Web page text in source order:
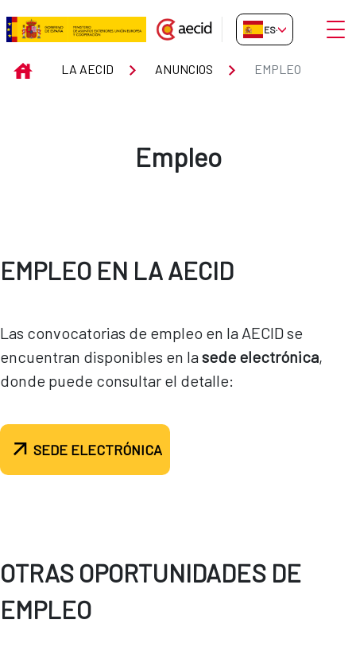
Saltar al contenido principal
Empleo
ES-ES Abrir
INICIOLA AECID ANUNCIOS EMPLEO
Empleo
EMPLEO EN LA AECID
Las convocatorias de empleo en la AECID se
encuentran disponibles en lasede electrónica,
donde puede consultar el detalle:
SEDE ELECTRÓNICA
OTRAS OPORTUNIDADES DE
EMPLEO